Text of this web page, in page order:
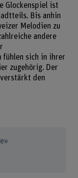
Glockenspiel ist
Bis anhin
Melodien zu
andere
fühlen sich in ihrer
zugehörig. Der
den